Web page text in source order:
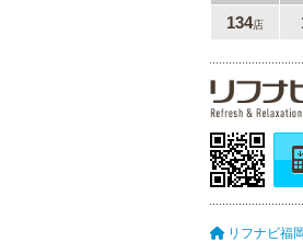
134店
リフナビ福